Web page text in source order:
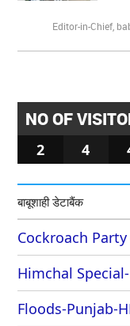
Editor-in-Chief,
NO OF
2 4
बाबूशाही डेटाबैंक
Cockroach
Himchal
Floods-Punjab-